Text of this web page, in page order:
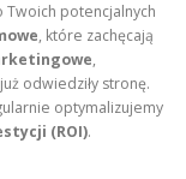
Twoich potencjalnych
, które zachęcają
,
odwiedziły stronę.
optymalizujemy
(ROI).